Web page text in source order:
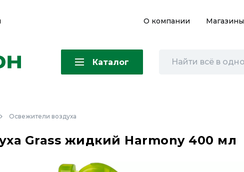
О компании Магазины
Каталог
Освежители воздуха
Grass жидкий Harmony 400 мл